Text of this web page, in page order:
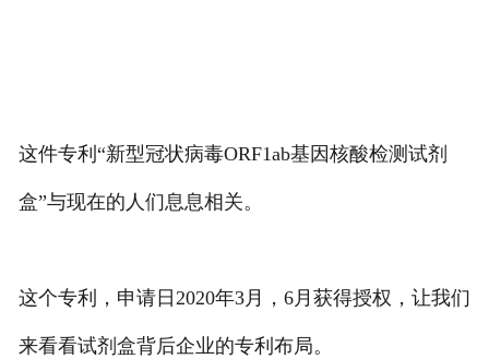
关于乐知
这件专利“新型冠状病毒ORF1ab基因核酸检测试剂
盒”与现在的人们息息相关。
这个专利，申请日2020年3月，6月获得授权，让我们
来看看试剂盒背后企业的专利布局。